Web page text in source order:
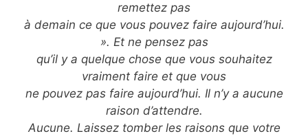
remettez pas
à demain ce que vous pouvez faire aujourd’hui.
». Et ne pensez pas
qu’il y a quelque chose que vous souhaitez
vraiment faire et que vous
ne pouvez pas faire aujourd’hui. Il n’y a aucune
raison d’attendre.
Aucune. Laissez tomber les raisons que votre